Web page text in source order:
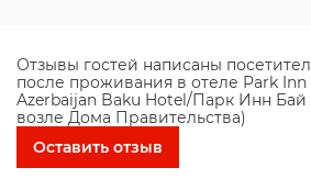
Отзывы гостей написаны
после проживания в отеле Park Inn
Azerbaijan Baku Hotel/Парк Инн Бай
возле Дома Правительства)
Оставить отзыв